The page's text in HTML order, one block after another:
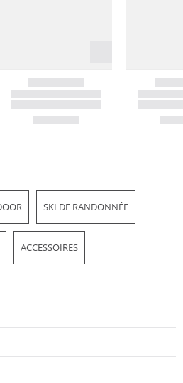
SKI DE RANDONNÉE
ACCESSOIRES